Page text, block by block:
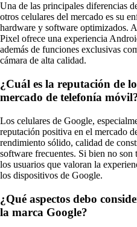
Una de las principales diferencias
otros celulares del mercado es su
hardware y software optimizados.
Pixel ofrece una experiencia
además de funciones exclusivas
cámara de alta calidad.
¿Cuál es la reputación de
mercado de telefonía
Los celulares de Google,
reputación positiva en el mercado
rendimiento sólido, calidad de
software frecuentes. Si bien no son
los usuarios que valoran la
los dispositivos de Google.
¿Qué aspectos debo
la marca Google?